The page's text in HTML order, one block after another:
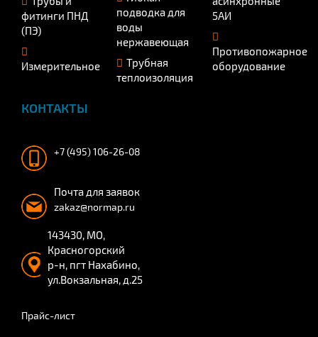
фитинги ПНД
(ПЭ)
Измерительное
подводка для
воды
нержавеющая
Трубная
теплоизоляция
5АИ
Противопожарное
оборудование
КОНТАКТЫ
+7 (495) 106-26-08
Почта для заявок
zakaz@normap.ru
143430, МО,
Красногорский
р-н, пгт Нахабино,
ул.Вокзальная, д.25
Прайс-лист